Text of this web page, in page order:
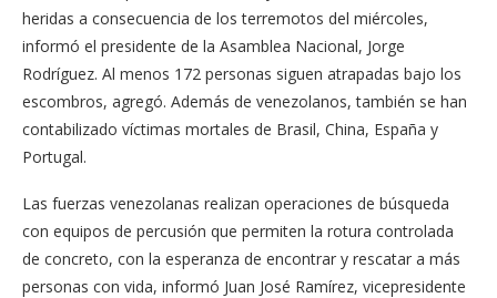
heridas a consecuencia de los terremotos del miércoles,
informó el presidente de la Asamblea Nacional, Jorge
Rodríguez. Al menos 172 personas siguen atrapadas bajo los
escombros, agregó. Además de venezolanos, también se han
contabilizado víctimas mortales de Brasil, China, España y
Portugal.
Las fuerzas venezolanas realizan operaciones de búsqueda
con equipos de percusión que permiten la rotura controlada
de concreto, con la esperanza de encontrar y rescatar a más
personas con vida, informó Juan José Ramírez, vicepresidente